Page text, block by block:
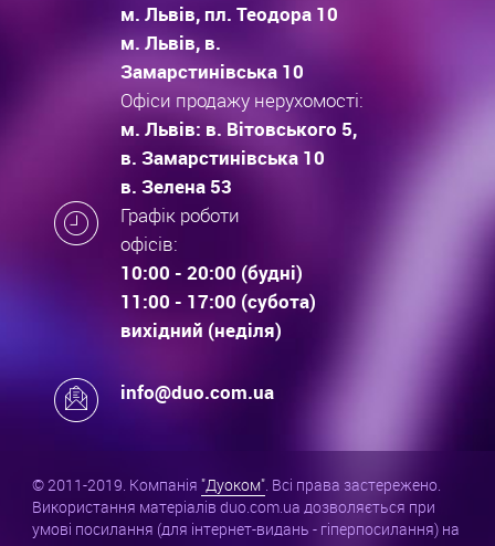
м. Львів, пл. Теодора 10
м. Львів, в.
Замарстинівська 10
Офіси продажу нерухомості:
м. Львів: в. Вітовського 5,
в. Замарстинівська 10
в. Зелена 53
Графік роботи
офісів:
10:00 - 20:00 (будні)
11:00 - 17:00 (субота)
вихідний (неділя)
info@duo.com.ua
© 2011-2019. Компанія "Дуоком". Всі права застережено.
Використання матеріалів duo.com.ua дозволяється при
умові посилання (для інтернет-видань - гіперпосилання) на